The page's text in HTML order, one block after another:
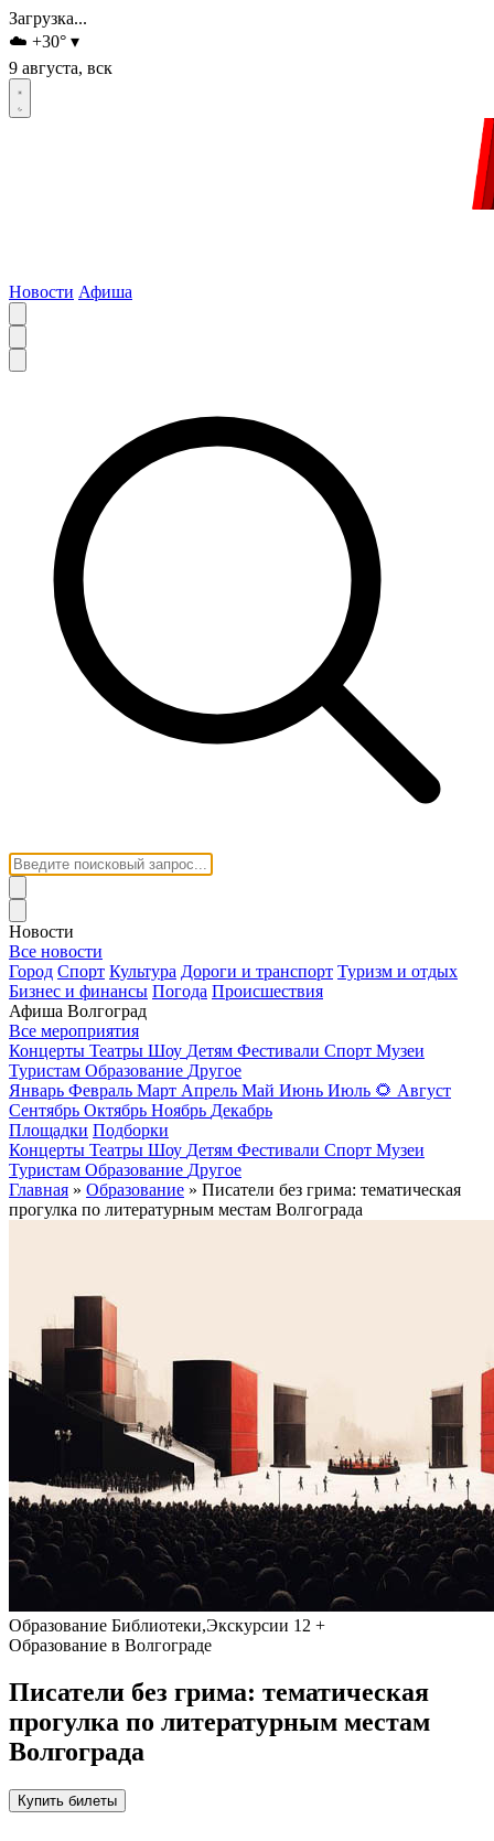
Загрузка...
☁️ +30° ▾
9 августа, вск
Новости Афиша
Новости
Все новости
Город Спорт Культура Дороги и транспорт Туризм и отдых
Бизнес и финансы Погода Происшествия
Афиша Волгоград
Все мероприятия
Концерты Театры Шоу Детям Фестивали Спорт Музеи
Туристам Образование Другое
Январь Февраль Март Апрель Май Июнь Июль 🌻 Август
Сентябрь Октябрь Ноябрь Декабрь
Площадки Подборки
Концерты Театры Шоу Детям Фестивали Спорт Музеи
Туристам Образование Другое
Главная » Образование » Писатели без грима: тематическая
прогулка по литературным местам Волгограда
Образование Библиотеки,Экскурсии 12 +
Образование в Волгограде
Писатели без грима: тематическая
прогулка по литературным местам
Волгограда
Купить билеты